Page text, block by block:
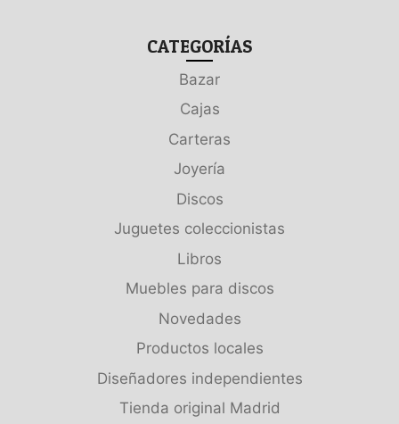
CATEGORÍAS
Bazar
Cajas
Carteras
Joyería
Discos
Juguetes coleccionistas
Libros
Muebles para discos
Novedades
Productos locales
Diseñadores independientes
Tienda original Madrid